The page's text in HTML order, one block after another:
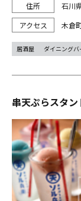
石川
木倉
居酒屋 ダイニング
串天ぷらスタ